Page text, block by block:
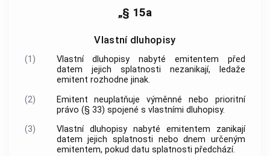
„§ 15a
Vlastní dluhopisy
(1)
Vlastní dluhopisy nabyté emitentem před
datem jejich splatnosti nezanikají, ledaže
emitent rozhodne jinak.
(2)
Emitent neuplatňuje výměnné nebo prioritní
právo (§ 33) spojené s vlastními dluhopisy.
(3)
Vlastní dluhopisy nabyté emitentem zanikají
datem jejich splatnosti nebo dnem určeným
emitentem, pokud datu splatnosti předchází.